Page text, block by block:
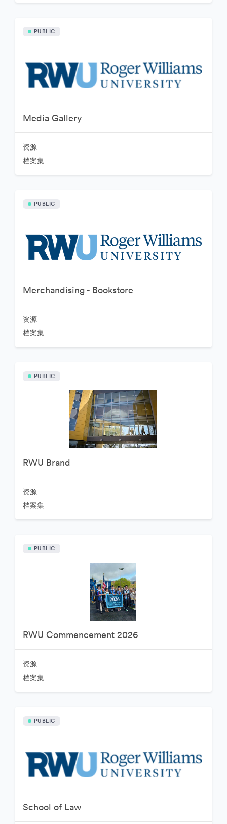
PUBLIC
Media Gallery
资源
档案集
PUBLIC
Merchandising - Bookstore
资源
档案集
PUBLIC
RWU Brand
资源
档案集
PUBLIC
RWU Commencement 2026
资源
档案集
PUBLIC
School of Law